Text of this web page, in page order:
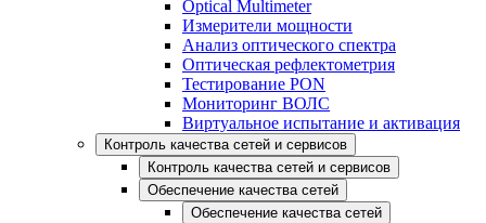
Optical Multimeter
Измерители мощности
Анализ оптического спектра
Оптическая рефлектометрия
Тестирование PON
Мониторинг ВОЛС
Виртуальное испытание и активация
Контроль качества сетей и сервисов
Контроль качества сетей и сервисов
Обеспечение качества сетей
Обеспечение качества сетей